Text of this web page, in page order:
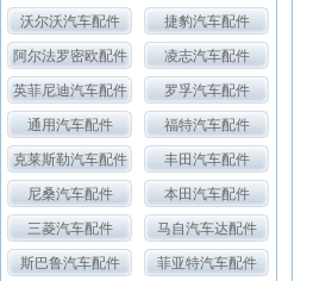
沃尔沃汽车配件 捷豹汽车配件
阿尔法罗密欧配件 凌志汽车配件
英菲尼迪汽车配件 罗孚汽车配件
通用汽车配件 福特汽车配件
克莱斯勒汽车配件 丰田汽车配件
尼桑汽车配件 本田汽车配件
三菱汽车配件 马自汽车达配件
斯巴鲁汽车配件 菲亚特汽车配件